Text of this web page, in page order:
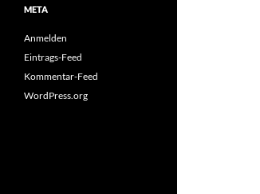
META
Anmelden
Eintrags-Feed
Kommentar-Feed
WordPress.org